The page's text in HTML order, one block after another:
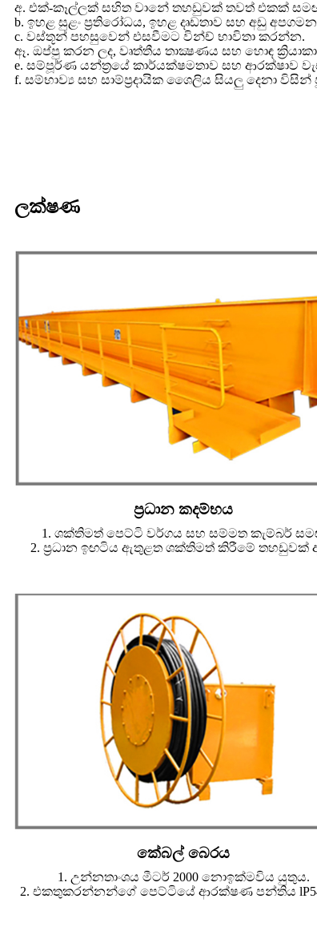
අ. එක්-කෑල්ලක් සහිත වානේ තහඩුවක් තවත් එකක් සමඟ
b. ඉහළ සුළං ප්‍රතිරෝධය, ඉහළ දෘඩතාව සහ අඩු
c. වස්තූන් පහසුවෙන් එසවීමට වින්ච් භාවිතා කරන්න.
ඈ. ඔප්පු කරන ලද, වෘත්තීය තාක්‍ෂණය සහ හොඳ
e. සම්පූර්ණ යන්ත්‍රයේ කාර්යක්ෂමතාව සහ ආරක්ෂාව
f. සම්භාව්‍ය සහ සාම්ප්‍රදායික ශෛලිය සියලු දෙනා
ලක්ෂණ
ප්‍රධාන කදම්භය
1. ශක්තිමත් පෙට්ටි වර්ගය සහ සම්මත කැම්බර්
2. ප්‍රධාන ඉඟටිය ඇතුළත ශක්තිමත් කිරීමේ තහඩුවක්
කේබල් බෙරය
1. උන්නතාංශය මීටර් 2000 නොඉක්මවිය යුතුය.
2. එකතුකරන්නන්ගේ පෙට්ටියේ ආරක්ෂණ පන්තිය